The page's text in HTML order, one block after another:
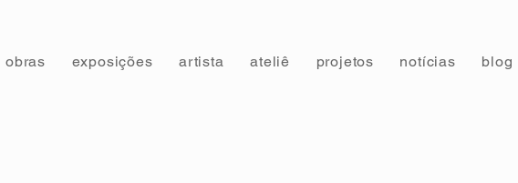
obras exposições artista ateliê projetos notícias blog